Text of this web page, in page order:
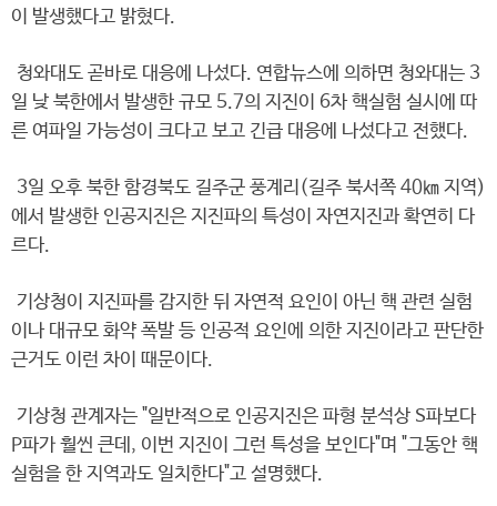
이 발생했다고 밝혔다.
청와대도 곧바로 대응에 나섰다. 연합뉴스에 의하면 청와대는 3
일 낮 북한에서 발생한 규모 5.7의 지진이 6차 핵실험 실시에 따
른 여파일 가능성이 크다고 보고 긴급 대응에 나섰다고 전했다.
3일 오후 북한 함경북도 길주군 풍계리(길주 북서쪽 40㎞ 지역)
에서 발생한 인공지진은 지진파의 특성이 자연지진과 확연히 다
르다.
기상청이 지진파를 감지한 뒤 자연적 요인이 아닌 핵 관련 실험
이나 대규모 화약 폭발 등 인공적 요인에 의한 지진이라고 판단한
근거도 이런 차이 때문이다.
기상청 관계자는 "일반적으로 인공지진은 파형 분석상 S파보다
P파가 훨씬 큰데, 이번 지진이 그런 특성을 보인다"며 "그동안 핵
실험을 한 지역과도 일치한다"고 설명했다.